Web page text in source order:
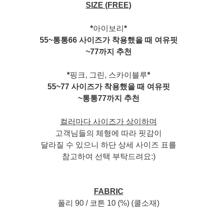
SIZE (FREE)
*아이보리 *
55~통통66 사이즈가 착용했을 때 여유핏
~77까지 추천
*핑크, 그린, 스카이블루*
55~77 사이즈가 착용했을 때 여유핏
~통통77까지 추천
컬러마다 사이즈가 상이하며
고객님들의 체형에 따라 핏감이
달라질 수 있으니 하단 상세 사이즈 표를
참고하여 선택 부탁드려요:)
FABRIC
폴리 90 / 코튼 10 (%) (쿨소재)